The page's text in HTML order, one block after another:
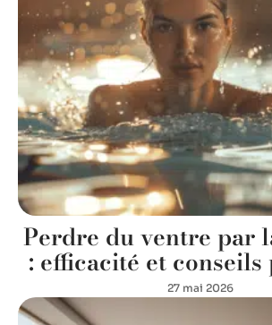
Perdre du ventre par
: efficacité et
27 mai 2026